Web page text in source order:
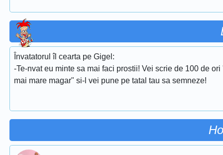
Învatatorul îl cearta pe Gigel:
-Te-nvat eu minte sa mai faci prostii! Vei scrie de 100 de
mai mare magar" si-l vei pune pe tatal tau sa semneze!